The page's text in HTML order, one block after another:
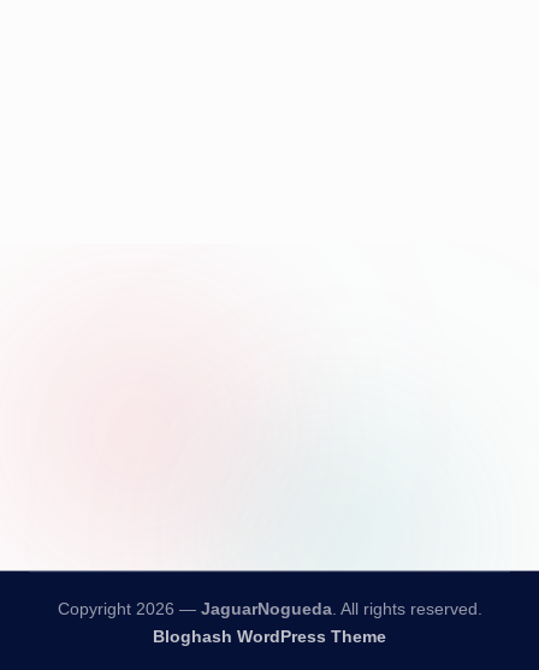
Copyright 2026 — JaguarNogueda. All rights reserved.
Bloghash WordPress Theme